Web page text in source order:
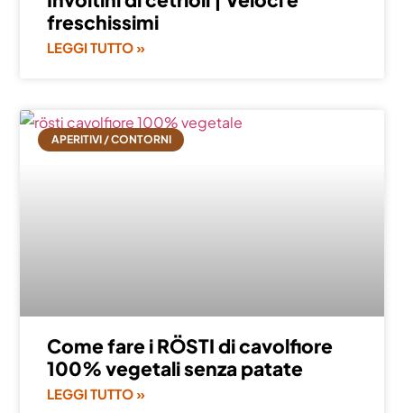
freschissimi
LEGGI TUTTO »
APERITIVI / CONTORNI
Come fare i RÖSTI di cavolfiore
100% vegetali senza patate
LEGGI TUTTO »